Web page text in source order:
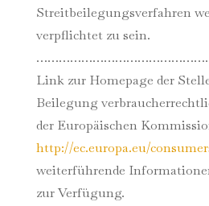
Streitbeilegungsverfahren
verpflichtet zu sein.
Link zur Homepage der
Beilegung
der Europäischen
http://ec.europa.eu/
weiterführende
zur Verfügung.